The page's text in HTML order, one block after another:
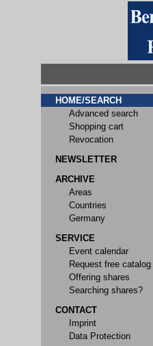
HOME/SEARCH
Advanced search
Shopping cart
Revocation
NEWSLETTER
ARCHIVE
Areas
Countries
Germany
SERVICE
Event calendar
Request free catalog
Offering shares
Searching shares?
CONTACT
Imprint
Data Protection